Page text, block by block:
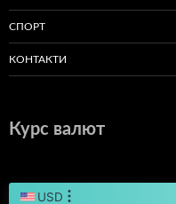
СПОРТ
КОНТАКТИ
Курс валют